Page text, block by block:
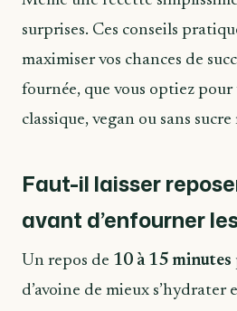
surprises. Ces conseils
maximiser vos chances de
fournée, que vous optiez pour
classique, vegan ou sans
Faut-il laisser
avant d’enfourner
Un repos de 10 à 15 minutes
d’avoine de mieux s’hydrater